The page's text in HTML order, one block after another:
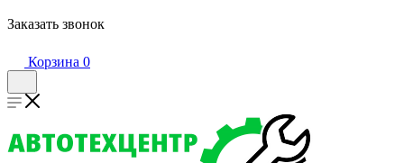
Заказать звонок
Корзина 0